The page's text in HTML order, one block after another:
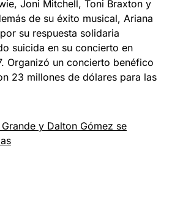
Joni Mitchell, Toni Braxton y
de su éxito musical, Ariana
su respuesta solidaria
suicida en su concierto en
Organizó un concierto benéfico
23 millones de dólares para las
y Dalton Gómez se